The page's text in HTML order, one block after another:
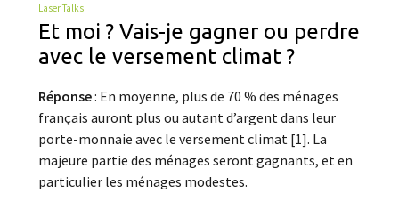
Laser Talks
Et moi ? Vais-je gagner ou perdre
avec le versement climat ?
Réponse: En moyenne, plus de 70 % des ménages
français auront plus ou autant d’argent dans leur
porte-monnaie avec le versement climat [1]. La
majeure partie des ménages seront gagnants, et en
particulier les ménages modestes.